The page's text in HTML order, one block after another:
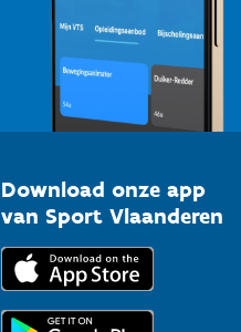
Download onze app
van Sport Vlaanderen